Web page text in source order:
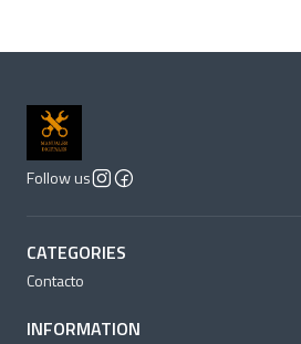
Follow us
CATEGORIES
Contacto
INFORMATION